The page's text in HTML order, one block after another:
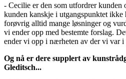
- Cecilie er den som utfordrer kunden
kunden kanskje i utgangspunktet
forøvrig alltid mange løsninger og
vi ender opp med bestemte forslag.
ender vi opp i nærheten av der vi var i
Og nå er dere supplert av
Gleditsch...